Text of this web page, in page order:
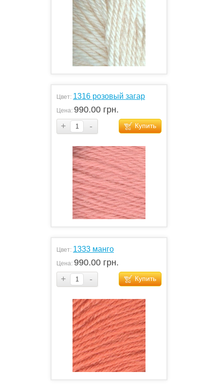
Цвет: 1316 розовый загар
Цена: 990.00 грн.
+
- Купить
Цвет: 1333 манго
Цена: 990.00 грн.
+
- Купить